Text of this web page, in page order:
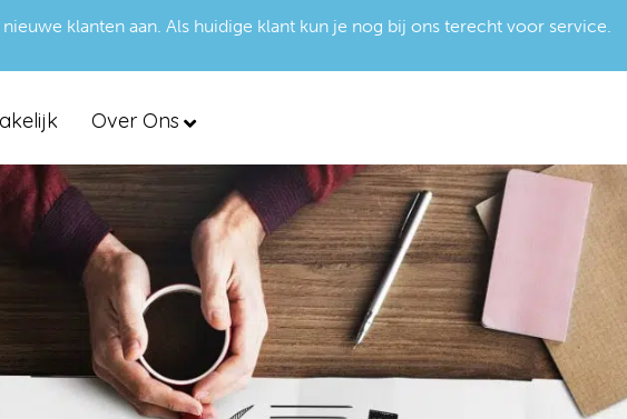
klanten aan. Als huidige klant kun je nog bij ons terecht voor service.
Over Ons